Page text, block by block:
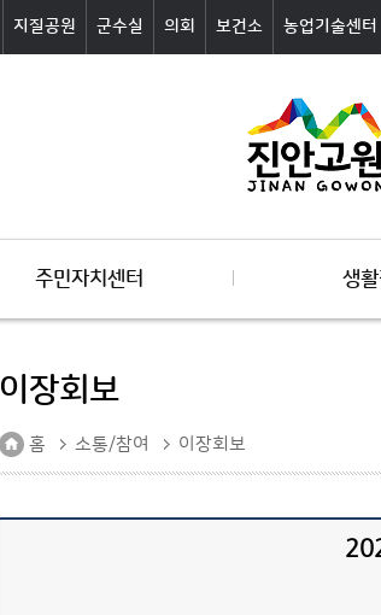
지질공원 군수실 의회 보건소 농업기술센터
주민자치센터 생
이장회보
홈 소통/참여 이장회보